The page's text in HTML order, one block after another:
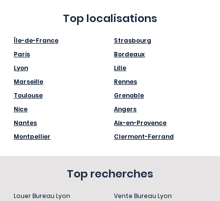
Top localisations
Île-de-France
Paris
Lyon
Marseille
Toulouse
Nice
Nantes
Montpellier
Strasbourg
Bordeaux
Lille
Rennes
Grenoble
Angers
Aix-en-Provence
Clermont-Ferrand
Top recherches
Louer Bureau Lyon
Vente Bureau Lyon